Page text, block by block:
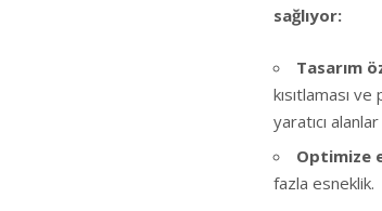
sağlıyor:
Tasarım
kısıtlaması
yaratıcı
Optimize
fazla esneklik.